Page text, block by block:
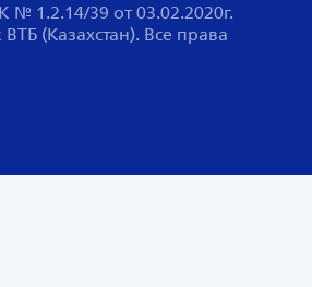
1.2.14/39 от 03.02.2020г.
(Казахстан). Все права